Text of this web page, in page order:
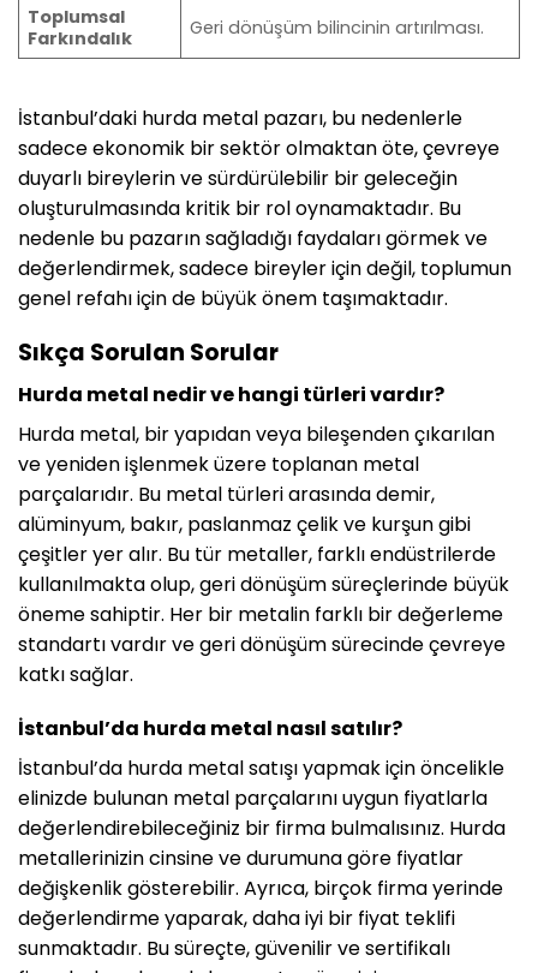
Toplumsal
Farkındalık
Geri dönüşüm bilincinin artırılması.
İstanbul’daki hurda metal pazarı, bu nedenlerle
sadece ekonomik bir sektör olmaktan öte, çevreye
duyarlı bireylerin ve sürdürülebilir bir geleceğin
oluşturulmasında kritik bir rol oynamaktadır. Bu
nedenle bu pazarın sağladığı faydaları görmek ve
değerlendirmek, sadece bireyler için değil, toplumun
genel refahı için de büyük önem taşımaktadır.
Sıkça Sorulan Sorular
Hurda metal nedir ve hangi türleri vardır?
Hurda metal, bir yapıdan veya bileşenden çıkarılan
ve yeniden işlenmek üzere toplanan metal
parçalarıdır. Bu metal türleri arasında demir,
alüminyum, bakır, paslanmaz çelik ve kurşun gibi
çeşitler yer alır. Bu tür metaller, farklı endüstrilerde
kullanılmakta olup, geri dönüşüm süreçlerinde büyük
öneme sahiptir. Her bir metalin farklı bir değerleme
standartı vardır ve geri dönüşüm sürecinde çevreye
katkı sağlar.
İstanbul’da hurda metal nasıl satılır?
İstanbul’da hurda metal satışı yapmak için öncelikle
elinizde bulunan metal parçalarını uygun fiyatlarla
değerlendirebileceğiniz bir firma bulmalısınız. Hurda
metallerinizin cinsine ve durumuna göre fiyatlar
değişkenlik gösterebilir. Ayrıca, birçok firma yerinde
değerlendirme yaparak, daha iyi bir fiyat teklifi
sunmaktadır. Bu süreçte, güvenilir ve sertifikalı